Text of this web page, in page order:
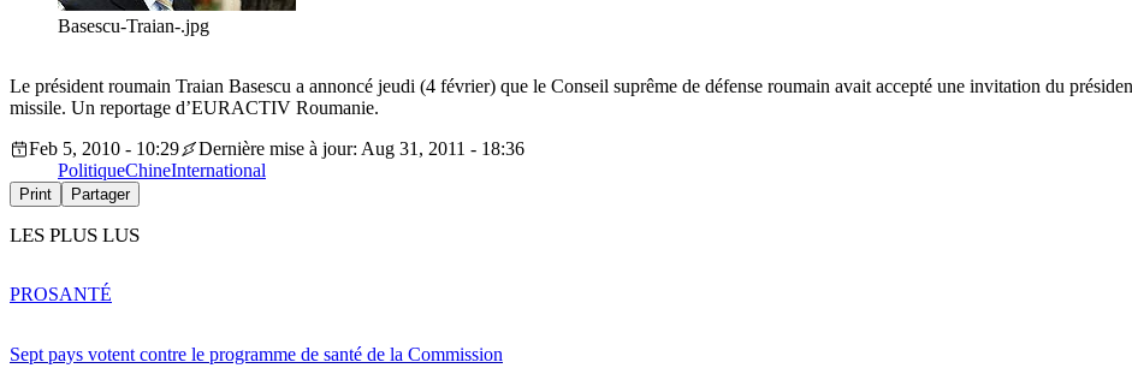
Basescu-Traian-.jpg
Le président roumain Traian Basescu a annoncé jeudi (4 février) que le Conseil suprême de défense roumain avait accepté une invitation du
missile. Un reportage d’EURACTIV Roumanie.
Feb 5, 2010 - 10:29
Dernière mise à jour: Aug 31, 2011 - 18:36
PolitiqueChineInternational
Print Partager
LES PLUS LUS
Sept pays votent contre le programme de santé de la Commission
PROSANTÉ